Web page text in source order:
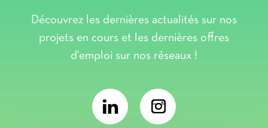
Découvrez les dernières actualités sur nos
projets en cours et les dernières offres
d'emploi sur nos réseaux !